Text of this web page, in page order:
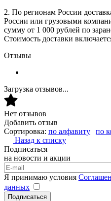
2. По регионам России
России или грузовыми
сумму от 1 000 рублей по
Стоимость доставки
Отзывы
Загрузка отзывов...
Нет отзывов
Добавить отзыв
Сортировка: по алфавиту | по
Назад к списку
Подписаться
на новости и акции
Я принимаю условия
данных
Подписаться